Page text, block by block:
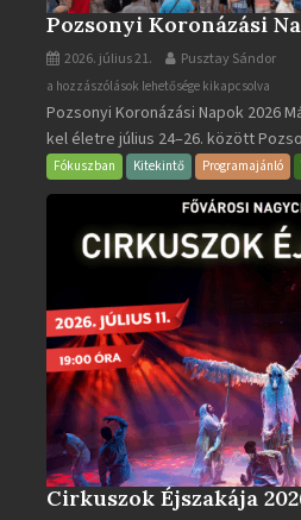
Pozsonyi Koronázási
2026. július 21. Pusztay Sándor
Pozsonyi
Koronázási
Napok
bejegyzéshez
a hozzászólások lehetősége kikapcsolva
Pozsonyi Koronázási Napok 2026
kel életre július 24–26. között
Fókuszban Kitekintő Programajánló
Cirkuszok Éjszakája